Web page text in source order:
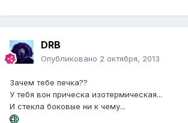
DRB
Опубликовано 2 октября, 2013
Зачем тебе печка??
У тебя вон прическа изотермическая...
И стекла боковые ни к чему...